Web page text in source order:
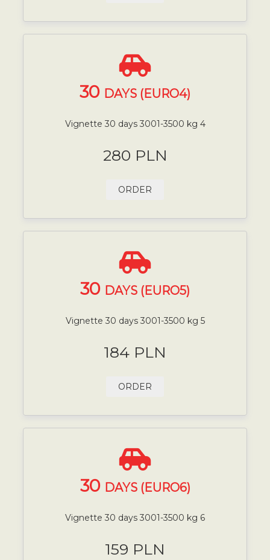
30 DAYS (EURO4)
Vignette 30 days 3001-3500 kg 4
280 PLN
ORDER
30 DAYS (EURO5)
Vignette 30 days 3001-3500 kg 5
184 PLN
ORDER
30 DAYS (EURO6)
Vignette 30 days 3001-3500 kg 6
159 PLN